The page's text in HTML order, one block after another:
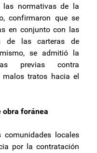
las normativas de la
confirmaron que se
en conjunto con las
de las carteras de
se admitió la
previas contra
malos tratos hacia el
obra foránea
locales
por la contratación